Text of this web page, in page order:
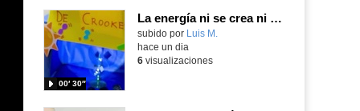
La energía ni se crea ni se destruye... ¡se experimenta! El Tierno en la Feria Madrid es Ciencia 2026
Contenido educativo.
subido por Luis M.
00′ 30″
hace un dia
6visualizaciones